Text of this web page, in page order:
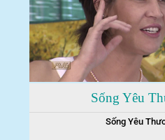
Sống Yêu
Sống Yêu